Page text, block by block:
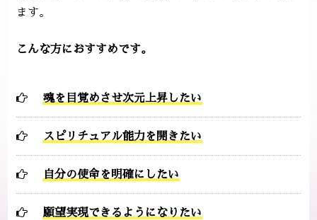
ます。
こんな方におすすめです。
魂を目覚めさせ次元上昇したい
スピリチュアル能力を開きたい
自分の使命を明確にしたい
願望実現できるようになりたい